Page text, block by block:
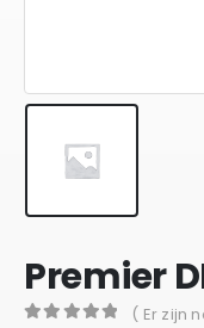
Premier
( Er zijn